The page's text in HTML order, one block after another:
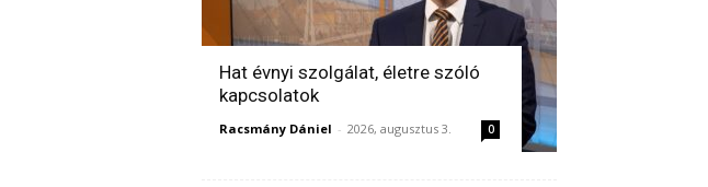
Hat évnyi szolgálat, életre szóló
kapcsolatok
Racsmány Dániel - 2026, augusztus 3. 0